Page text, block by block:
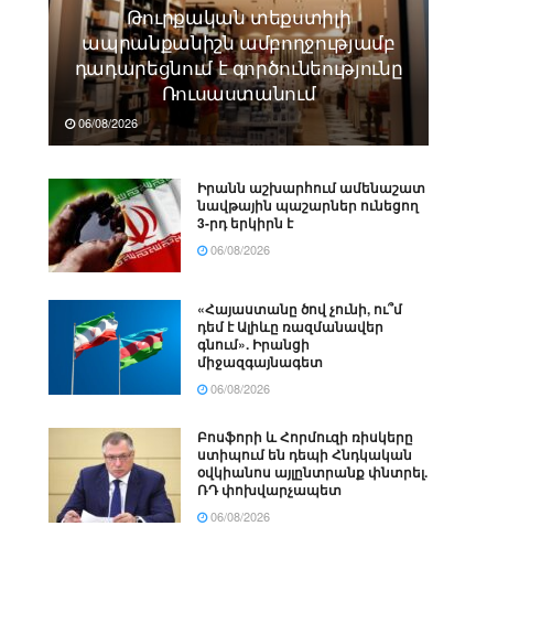
Թուրքական տեքստիլի
ապրանքանիշն ամբողջությամբ
դադարեցնում է գործունեությունը
Ռուսաստանում
06/08/2026
Իրանն աշխարհում ամենաշատ
նավթային պաշարներ ունեցող
3-րդ երկիրն է
06/08/2026
«Հայաստանը ծով չունի, ու՞մ
դեմ է Ալիևը ռազմանավեր
գնում». Իրանցի
միջազգայնագետ
06/08/2026
Բոսֆորի և Հորմուզի ռիսկերը
ստիպում են դեպի Հնդկական
օվկիանոս այլընտրանք փնտրել.
ՌԴ փոխվարչապետ
06/08/2026